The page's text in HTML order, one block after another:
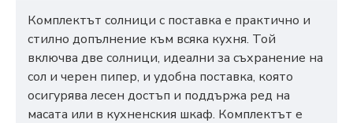
Комплектът солници с поставка е практично и
стилно допълнение към всяка кухня. Той
включва две солници, идеални за съхранение на
сол и черен пипер, и удобна поставка, която
осигурява лесен достъп и поддържа ред на
масата или в кухненския шкаф. Комплектът е